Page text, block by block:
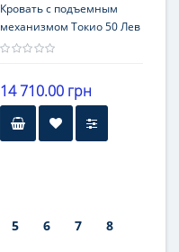
Кровать с подъемным
механизмом Токио 50 Лев
14 710.00 грн
5 6 7 8